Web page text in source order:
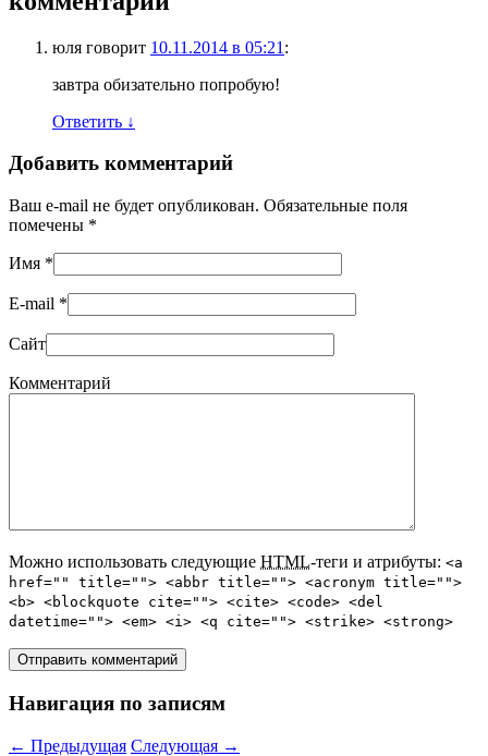
юля говорит 10.11.2014 в 05:21 :
завтра обизательно попробую!
Ответить ↓
Добавить комментарий
Ваш e-mail не будет опубликован. Обязательные поля
помечены *
Имя *
E-mail *
Сайт
Комментарий
Можно использовать следующие HTML-теги и атрибуты: <a
href="" title=""> <abbr title=""> <acronym title="">
<b> <blockquote cite=""> <cite> <code> <del
datetime=""> <em> <i> <q cite=""> <strike> <strong>
Навигация по записям
← Предыдущая Следующая →